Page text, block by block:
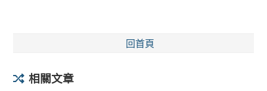
回首頁
相關文章